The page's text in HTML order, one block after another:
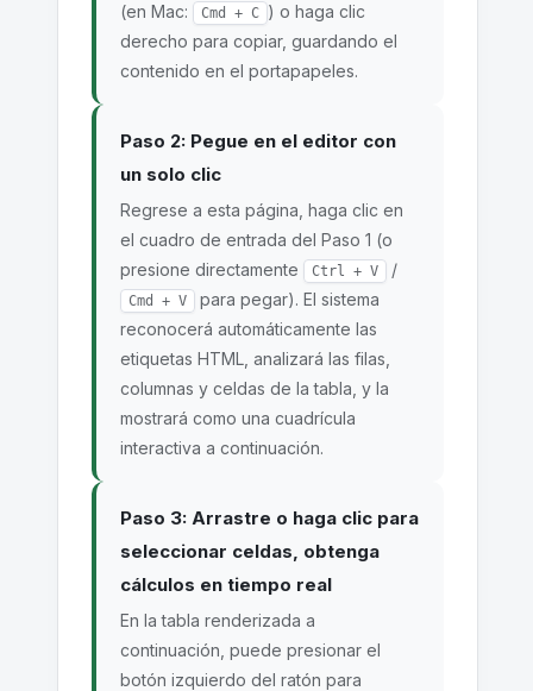
(en Mac: Cmd + C ) o haga clic
derecho para copiar, guardando el
contenido en el portapapeles.
Paso 2: Pegue en el editor con
un solo clic
Regrese a esta página, haga clic en
el cuadro de entrada del Paso 1 (o
presione directamente
Ctrl + V /
Cmd + V
para pegar). El sistema
reconocerá automáticamente las
etiquetas HTML, analizará las filas,
columnas y celdas de la tabla, y la
mostrará como una cuadrícula
interactiva a continuación.
Paso 3: Arrastre o haga clic para
seleccionar celdas, obtenga
cálculos en tiempo real
En la tabla renderizada a
continuación, puede presionar el
botón izquierdo del ratón para